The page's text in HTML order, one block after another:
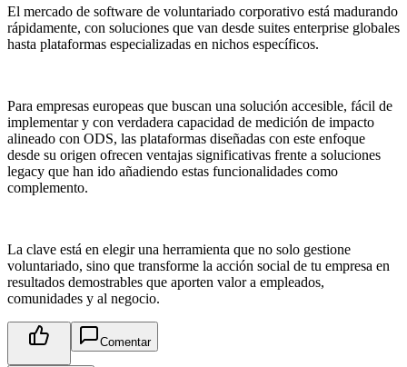
El mercado de software de voluntariado corporativo está madurando
rápidamente, con soluciones que van desde suites enterprise globales
hasta plataformas especializadas en nichos específicos.
Para empresas europeas que buscan una solución accesible, fácil de
implementar y con verdadera capacidad de medición de impacto
alineado con ODS, las plataformas diseñadas con este enfoque
desde su origen ofrecen ventajas significativas frente a soluciones
legacy que han ido añadiendo estas funcionalidades como
complemento.
La clave está en elegir una herramienta que no solo gestione
voluntariado, sino que transforme la acción social de tu empresa en
resultados demostrables que aporten valor a empleados,
comunidades y al negocio.
Comentar